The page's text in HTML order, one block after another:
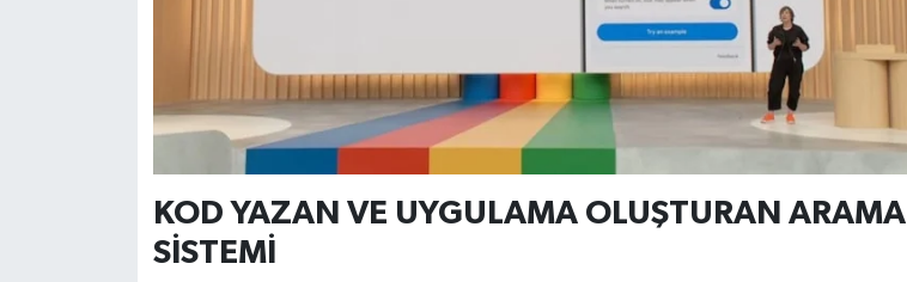
KOD YAZAN VE UYGULAMA OLUŞTURAN ARAMA
SİSTEMİ
Yemek Tarifleri